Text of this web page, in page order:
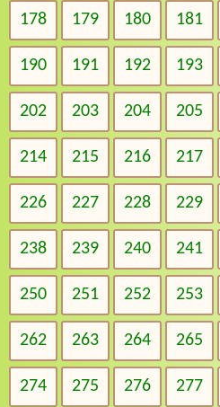
178 179 180 181
190 191 192 193
202 203 204 205
214 215 216 217
226 227 228 229
238 239 240 241
250 251 252 253
262 263 264 265
274 275 276 277